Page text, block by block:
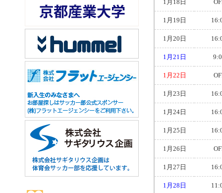
1月18日
1月19日
1月20日
1月21日
1月22日
1月23日
1月24日
1月25日
1月26日
1月27日
1月28日